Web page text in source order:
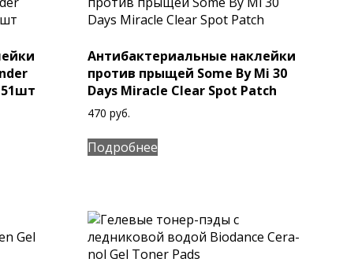
Антибактериальные наклейки
против прыщей Some By Mi 30
Days Miracle Clear Spot Patch
470 руб.
Подробнее